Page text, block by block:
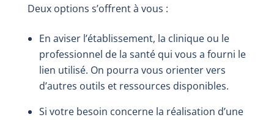
Deux options s’offrent à vous :
En aviser l’établissement, la clinique ou le
professionnel de la santé qui vous a fourni le
lien utilisé. On pourra vous orienter vers
d’autres outils et ressources disponibles.
Si votre besoin concerne la réalisation d’une